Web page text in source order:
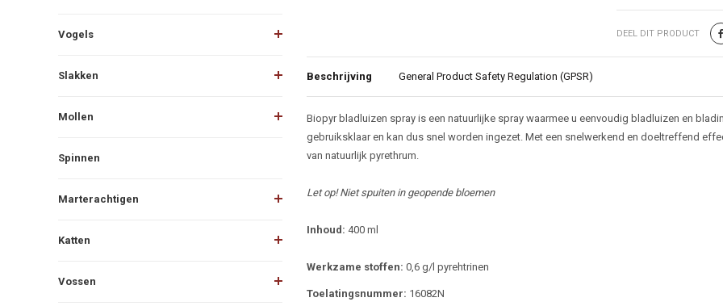
Vogels
Slakken
Mollen
Spinnen
Marterachtigen
Katten
Vossen
DEEL DIT PRODUCT
Beschrijving General Product Safety Regulation (GPSR)
Beschrijving
Biopyr bladluizen spray is een natuurlijke spray waarmee u eenvoudig bladluizen en
gebruiksklaar en kan dus snel worden ingezet. Met een snelwerkend en doeltreffend
van natuurlijk pyrethrum.
Let op! Niet spuiten in geopende bloemen
Inhoud: 400 ml
Werkzame stoffen: 0,6 g/l pyrehtrinen
Toelatingsnummer: 16082N